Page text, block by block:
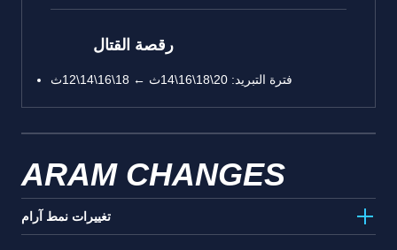
رقصة القتال
فترة التبريد: 20\18\16\14ث ← 18\16\14\12ث
ARAM CHANGES
تغييرات نمط آرام